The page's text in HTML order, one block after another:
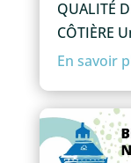
QUALITÉ
CÔTIÈRE
En savoir